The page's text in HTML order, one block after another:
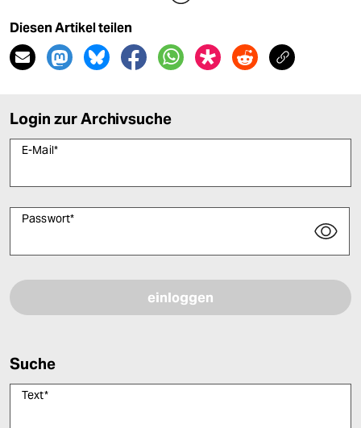
Diesen Artikel teilen
Login zur Archivsuche
E-Mail*
Passwort*
Suche
Text*